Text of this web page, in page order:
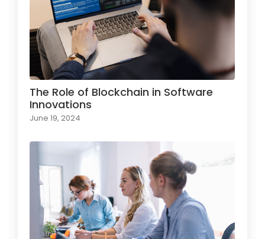
The Role of Blockchain in Software
Innovations
June 19, 2024